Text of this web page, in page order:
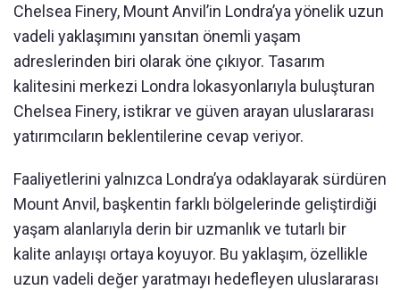
Chelsea Finery, Mount Anvil’in Londra’ya yönelik uzun
vadeli yaklaşımını yansıtan önemli yaşam
adreslerinden biri olarak öne çıkıyor. Tasarım
kalitesini merkezi Londra lokasyonlarıyla buluşturan
Chelsea Finery, istikrar ve güven arayan uluslararası
yatırımcıların beklentilerine cevap veriyor.
Faaliyetlerini yalnızca Londra’ya odaklayarak sürdüren
Mount Anvil, başkentin farklı bölgelerinde geliştirdiği
yaşam alanlarıyla derin bir uzmanlık ve tutarlı bir
kalite anlayışı ortaya koyuyor. Bu yaklaşım, özellikle
uzun vadeli değer yaratmayı hedefleyen uluslararası